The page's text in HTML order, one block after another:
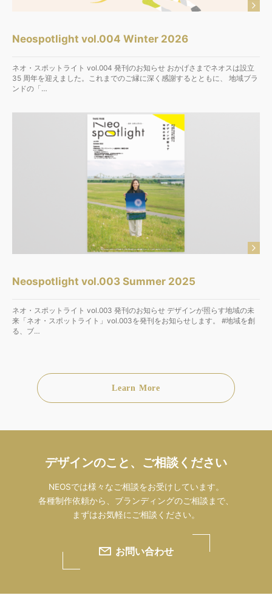
Neospotlight vol.004 Winter 2026
ネオ・スポットライト vol.004 発刊のお知らせ おかげさまでネオスは設立
35 周年を迎えました。これまでのご縁に深く感謝するとともに、 地域ブラ
ンドの「…
Neospotlight vol.003 Summer 2025
ネオ・スポットライト vol.003 発刊のお知らせ デザインが照らす地域の未
来「ネオ・スポットライト」vol.003を発刊をお知らせします。 #地域を創
る、ブ…
Learn More
デザインのこと、ご相談ください
NEOSでは様々なご相談をお受けしています。
各種制作依頼から、ブランディングのご相談まで、
まずはお気軽にご相談ください。
お問い合わせ